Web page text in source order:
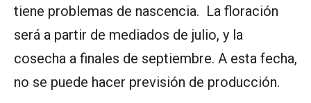
tiene problemas de nascencia. La floración
será a partir de mediados de julio, y la
cosecha a finales de septiembre. A esta fecha,
no se puede hacer previsión de producción.